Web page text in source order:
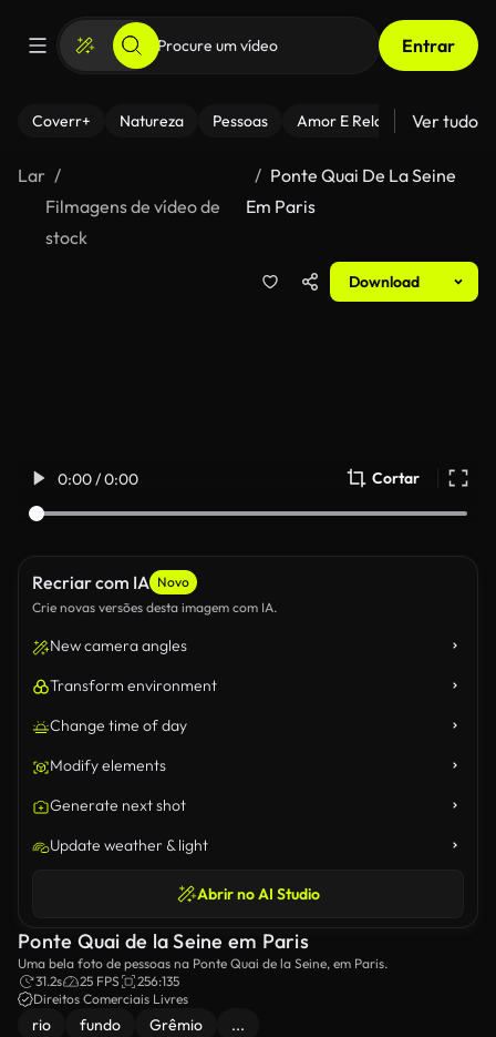
Entrar
Coverr+ Natureza Pessoas Amor E Relacionamentos
Ver tudo
Lar
Filmagens de vídeo de
stock
Ponte Quai De La Seine
Em Paris
Download
0:00 / 0:00 Cortar
Recriar com IA Novo
Crie novas versões desta imagem com IA.
New camera angles
Transform environment
Change time of day
Modify elements
Generate next shot
Update weather & light
Abrir no AI Studio
Ponte Quai de la Seine em Paris
Uma bela foto de pessoas na Ponte Quai de la Seine, em Paris.
31.2s
25 FPS
256:135
Direitos Comerciais Livres
rio fundo Grêmio ...